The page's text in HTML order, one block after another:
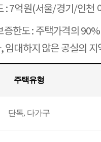
: 7억원(서울/경기/인천
증한도 : 주택가격의
임대하지 않은 공실의
주택유형
단독, 다가구